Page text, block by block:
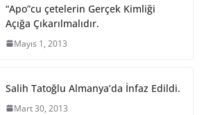
“Apo”cu çetelerin Gerçek Kimliği
Açığa Çıkarılmalıdır.
Mayıs 1, 2013
Salih Tatoğlu Almanya’da İnfaz Edildi.
Mart 30, 2013